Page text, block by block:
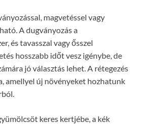
magvetéssel vagy
A dugványozás a
és tavasszal vagy ősszel
hosszabb időt vesz igénybe, de
jó választás lehet. A rétegezés
amellyel új növényeket hozhatunk
keres kertjébe, a kék